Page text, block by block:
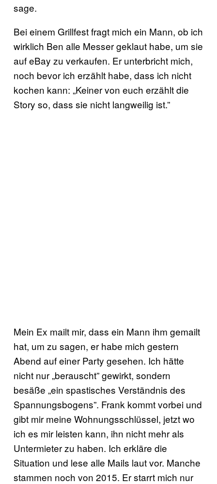
sage.
Bei einem Grillfest fragt mich ein Mann, ob ich
wirklich Ben alle Messer geklaut habe, um sie
auf eBay zu verkaufen. Er unterbricht mich,
noch bevor ich erzählt habe, dass ich nicht
kochen kann: „Keiner von euch erzählt die
Story so, dass sie nicht langweilig ist.”
Mein Ex mailt mir, dass ein Mann ihm gemailt
hat, um zu sagen, er habe mich gestern
Abend auf einer Party gesehen. Ich hätte
nicht nur „berauscht” gewirkt, sondern
besäße „ein spastisches Verständnis des
Spannungsbogens”. Frank kommt vorbei und
gibt mir meine Wohnungsschlüssel, jetzt wo
ich es mir leisten kann, ihn nicht mehr als
Untermieter zu haben. Ich erkläre die
Situation und lese alle Mails laut vor. Manche
stammen noch von 2015. Er starrt mich nur